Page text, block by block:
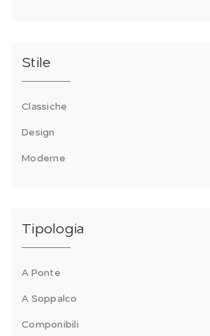
Stile
Classiche
Design
Moderne
Tipologia
A Ponte
A Soppalco
Componibili